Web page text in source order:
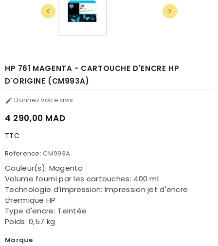
 
HP 761 MAGENTA - CARTOUCHE D'ENCRE HP
D'ORIGINE (CM993A)
 Donnez votre avis
4 290,00 MAD
TTC
Reference: CM993A
Couleur(s): Magenta
Volume fourni par les cartouches: 400 ml
Technologie d'impression: Impression jet d'encre
thermique HP
Type d'encre: Teintée
Poids: 0,57 kg
Marque